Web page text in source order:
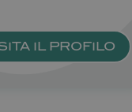
IL PROFILO